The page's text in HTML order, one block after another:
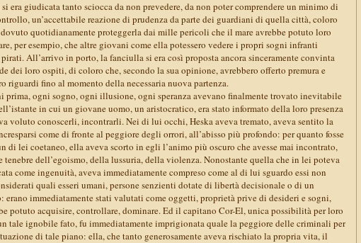
era giudicata tanto sciocca da non prevedere, da non poter comprendere un minimo di
un’accettabile reazione di prudenza da parte dei guardiani di quella città, coloro
quotidianamente proteggerla dai mille pericoli che il mare avrebbe potuto loro
per esempio, che altre giovani come ella potessero vedere i propri sogni infranti
All’arrivo in porto, la fanciulla si era così proposta ancora sinceramente convinta
dei loro ospiti, di coloro che, secondo la sua opinione, avrebbero offerto premura e
riguardi fino al momento della necessaria nuova partenza.
prima, ogni sogno, ogni illusione, ogni speranza avevano finalmente trovato inevitabile
in cui un giovane uomo, un aristocratico, era stato informato della loro presenza
voluto conoscerli, incontrarli. Nei di lui occhi, Heska aveva tremato, aveva sentito la
come di fronte al peggiore degli orrori, all’abisso più profondo: per quanto fosse
di lei coetaneo, ella aveva scorto in egli l’animo più oscuro che avesse mai incontrato,
tenebre dell’egoismo, della lussuria, della violenza. Nonostante quella che in lei poteva
come ingenuità, aveva immediatamente compreso come al di lui sguardo essi non
quali esseri umani, persone senzienti dotate di libertà decisionale o di un
erano immediatamente stati valutati come oggetti, proprietà prive di desideri e sogni,
potuto acquisire, controllare, dominare. Ed il capitano Cor-El, unica possibilità per loro
tale ignobile fato, fu immediatamente imprigionata quale la peggiore delle criminali per
di tale piano: ella, che tanto generosamente aveva rischiato la propria vita, il